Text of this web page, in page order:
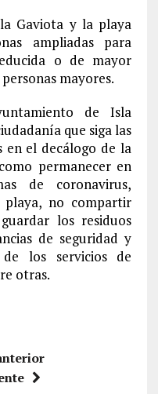
Gaviota y la playa
ampliadas para
o de mayor
mayores.
de Isla
que siga las
en el decálogo de la
permanecer en
de coronavirus,
no compartir
los residuos
de seguridad y
de los servicios de
otras.